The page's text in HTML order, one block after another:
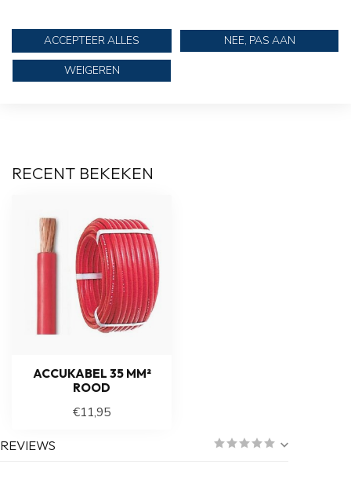
TALAMEX
Talamex Set accuklemmen
RECENT BEKEKEN
ACCUKABEL 35 MM²
ROOD
€11,95
REVIEWS
ACCEPTEER ALLES
NEE, PAS AAN
WEIGEREN